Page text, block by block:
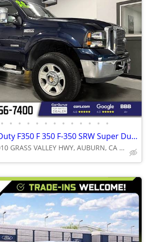
• • • • • • • • • • • • •
2006 Ford Super Duty F350 F 350 F-350 SRW Super Duty F 350 SRW Super D
1010 GRASS VALLEY HWY, AUBURN, CA 95603